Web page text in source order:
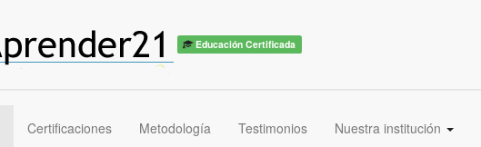
Educación Certificada
Certificaciones Metodología Testimonios Nuestra institución